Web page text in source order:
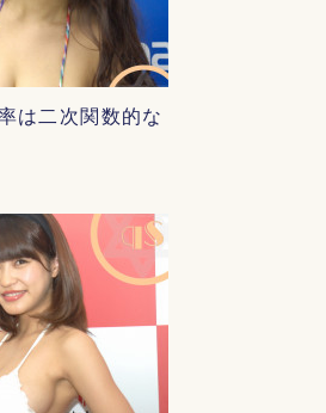
は二次関数的な